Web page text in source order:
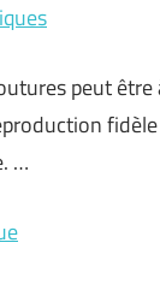
peut
…